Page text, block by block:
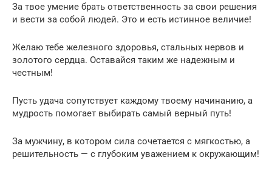
За твое умение брать ответственность за свои решения
и вести за собой людей. Это и есть истинное величие!
Желаю тебе железного здоровья, стальных нервов и
золотого сердца. Оставайся таким же надежным и
честным!
Пусть удача сопутствует каждому твоему начинанию, а
мудрость помогает выбирать самый верный путь!
За мужчину, в котором сила сочетается с мягкостью, а
решительность — с глубоким уважением к окружающим!